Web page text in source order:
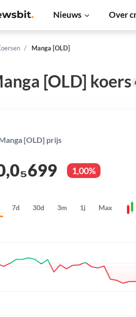
Nieuws Over
Manga [OLD]
[OLD] koers
[OLD] prijs
1,00%
7d 30d 3m 1j Max